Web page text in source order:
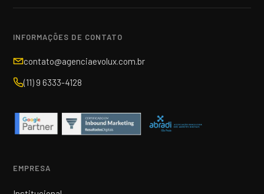
INFORMAÇÕES DE CONTATO
contato@agenciaevolux.com.br
(11) 9 6333-4128
EMPRESA